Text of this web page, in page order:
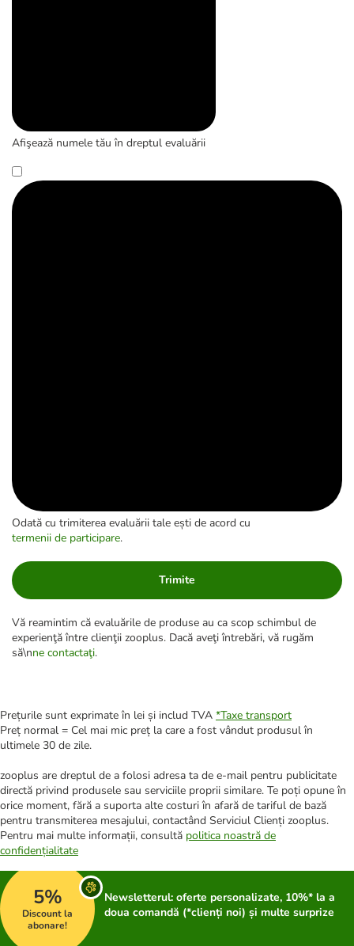
Afişează numele tău în dreptul evaluării
Odată cu trimiterea evaluării tale ești de acord cu
termenii de participare.
Trimite
Vă reamintim că evaluările de produse au ca scop schimbul de
experienţă între clienţii zooplus. Dacă aveţi întrebări, vă rugăm
să\nne contactaţi.
Prețurile sunt exprimate în lei și includ TVA *Taxe transport
Preț normal = Cel mai mic preț la care a fost vândut produsul în
ultimele 30 de zile.
zooplus are dreptul de a folosi adresa ta de e-mail pentru publicitate
directă privind produsele sau serviciile proprii similare. Te poți opune în
orice moment, fără a suporta alte costuri în afară de tariful de bază
pentru transmiterea mesajului, contactând Serviciul Clienți zooplus.
Pentru mai multe informații, consultă politica noastră de
confidențialitate
5%
Discount la
abonare!
Newsletterul: oferte personalizate, 10%* la a
doua comandă (*clienți noi) și multe surprize